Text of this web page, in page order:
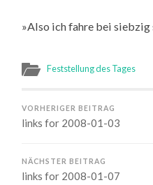
»Also ich fahre bei siebzig
Feststellung des Tages
VORHERIGER BEITRAG
links for 2008-01-03
NÄCHSTER BEITRAG
links for 2008-01-07